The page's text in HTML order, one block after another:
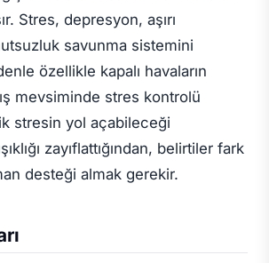
Stres, depresyon, aşırı
savunma sistemini
özellikle kapalı havaların
mevsiminde stres kontrolü
stresin yol açabileceği
zayıflattığından, belirtiler fark
desteği almak gerekir.